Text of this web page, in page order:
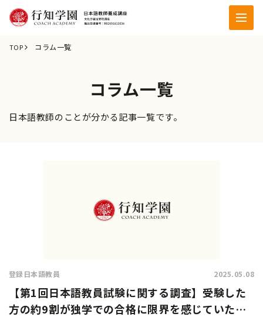
TOP コラム一覧
コラム一覧
日本語教師のことが分かる記事一覧です。
登録日本語教員 2025.05.08
【第1回日本語教員試験に関する調査】受験した
方の約9割が独学での合格に限界を感じていた…